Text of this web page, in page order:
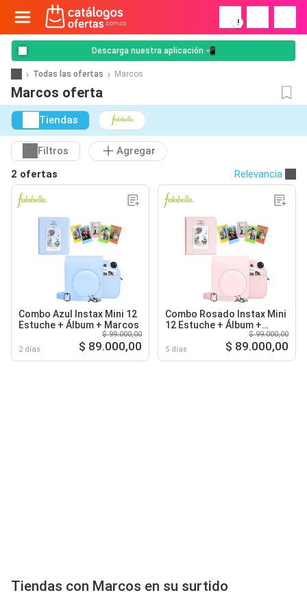
!
Descarga nuestra aplicación 📲
Todas las ofertas Marcos
Marcos oferta
Tiendas
Filtros
Agregar
2 ofertas
Relevancia
Combo Azul Instax Mini 12
Estuche + Álbum + Marcos
2 días
$ 99.000,00
$ 89.000,00
Combo Rosado Instax Mini
12 Estuche + Álbum +
5 días
$ 99.000,00
$ 89.000,00
Tiendas con Marcos en su surtido